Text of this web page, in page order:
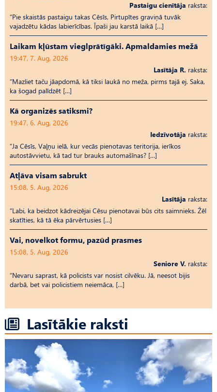
Pastaigu cienītāja raksta:
“Pie skaistās pastaigu takas Cēsīs, Pirtupītes graviņā tuvāk
vajadzētu kādas labierīcības. Īpaši jau karstā laikā […]
Laikam kļūstam vieglprātīgāki. Apmaldamies mežā
19:47, 7. Aug, 2026
Lasītāja R. raksta:
“Mazliet taču jāapdomā, kā tiksi laukā no meža, pirms tajā ej. Saka,
ka šogad palīdzēt […]
Kā organizēs satiksmi?
19:47, 6. Aug, 2026
Iedzīvotāja raksta:
“Ja Cēsīs, Vaļņu ielā, kur vecās pienotavas teritorija, ierīkos
autostāvvietu, kā tad tur brauks automašīnas? […]
Atļāva visam sabrukt
15:08, 5. Aug, 2026
Lasītāja raksta:
“Labi, ka beidzot kādreizējai Cēsu pienotavai būs cits saimnieks. Žēl
skatīties, kā tā ēka pārvērtusies […]
Vai, novelkot formu, pazūd prasmes
15:08, 5. Aug, 2026
Seniore V. raksta:
“Nevaru saprast, kā policists var nosist cilvēku. Jā, neesot bijis
darbā, bet vai policistiem neiemāca, […]
Lasītākie raksti